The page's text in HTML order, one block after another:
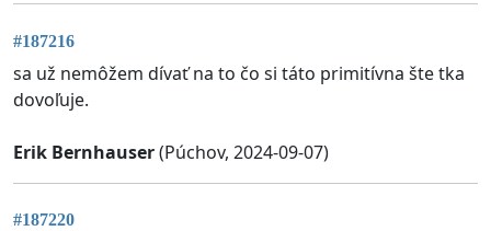
#187216
sa už nemôžem dívať na to čo si táto primitívna šte tka
dovoľuje.
Erik Bernhauser(Púchov, 2024-09-07)
#187220